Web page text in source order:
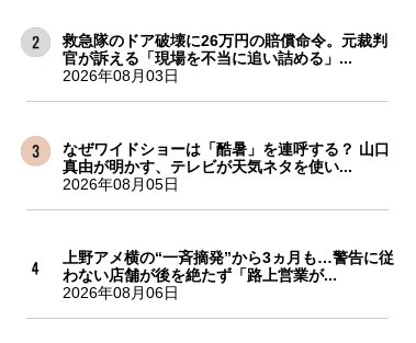
救急隊のドア破壊に26万円の賠償命令。元裁判
官が訴える「現場を不当に追い詰める」...
2026年08月03日
なぜワイドショーは「酷暑」を連呼する？ 山口
真由が明かす、テレビが天気ネタを使い...
2026年08月05日
上野アメ横の“一斉摘発”から3ヵ月も…警告に従
わない店舗が後を絶たず「路上営業が...
2026年08月06日